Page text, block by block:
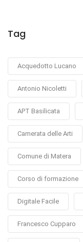
Tag
Acquedotto Lucano
Antonio Nicoletti
APT Basilicata
Camerata delle Arti
Comune di Matera
Corso di formazione
Digitale Facile
Francesco Cupparo